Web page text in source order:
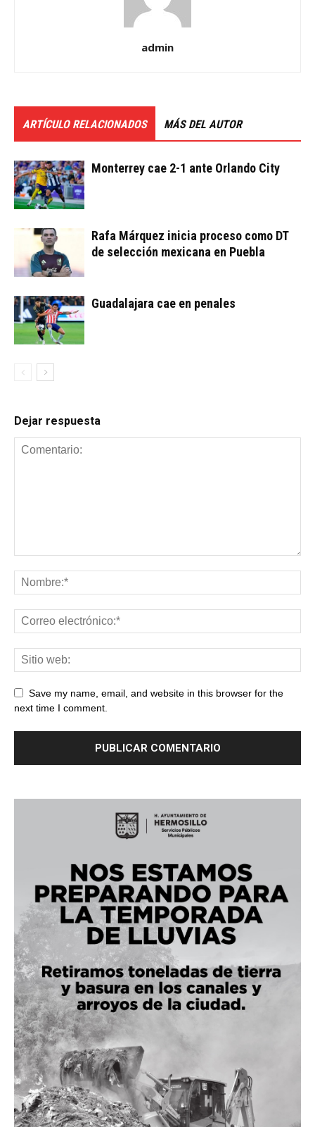
admin
ARTÍCULO RELACIONADOS MÁS DEL AUTOR
Monterrey cae 2-1 ante Orlando City
Rafa Márquez inicia proceso como DT
de selección mexicana en Puebla
Guadalajara cae en penales
Dejar respuesta
Save my name, email, and website in this browser for the
next time I comment.